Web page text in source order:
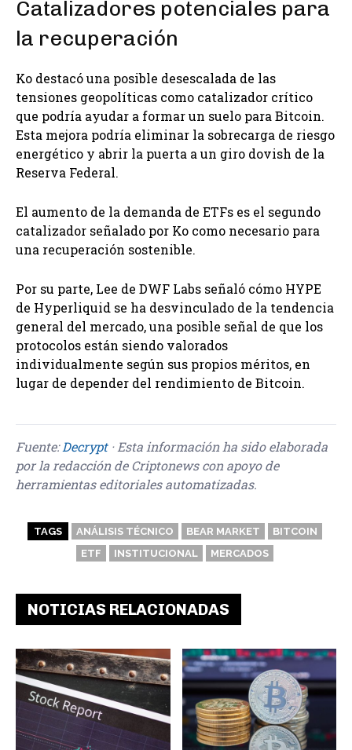
Catalizadores potenciales para
la recuperación
Ko destacó una posible desescalada de las
tensiones geopolíticas como catalizador crítico
que podría ayudar a formar un suelo para Bitcoin.
Esta mejora podría eliminar la sobrecarga de riesgo
energético y abrir la puerta a un giro dovish de la
Reserva Federal.
El aumento de la demanda de ETFs es el segundo
catalizador señalado por Ko como necesario para
una recuperación sostenible.
Por su parte, Lee de DWF Labs señaló cómo HYPE
de Hyperliquid se ha desvinculado de la tendencia
general del mercado, una posible señal de que los
protocolos están siendo valorados
individualmente según sus propios méritos, en
lugar de depender del rendimiento de Bitcoin.
Fuente:Decrypt· Esta información ha sido elaborada
por la redacción de Criptonews con apoyo de
herramientas editoriales automatizadas.
TAGS ANÁLISIS TÉCNICO BEAR MARKET
BITCOIN
ETF
INSTITUCIONAL MERCADOS
NOTICIAS RELACIONADAS